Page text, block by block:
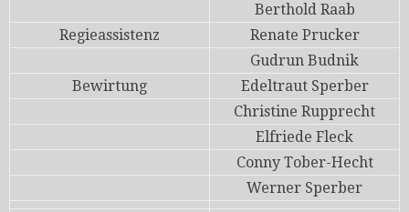
Berthold Raab
Regieassistenz
Renate Prucker
Gudrun Budnik
Bewirtung
Edeltraut Sperber
Christine Rupprecht
Elfriede Fleck
Conny Tober-Hecht
Werner Sperber